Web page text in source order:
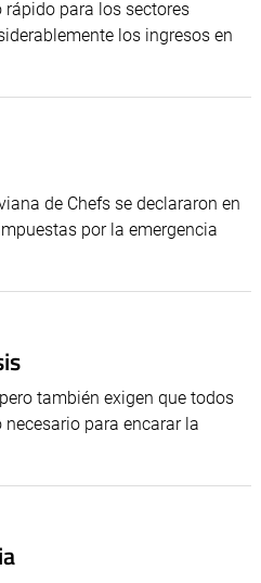
rápido para los sectores
los ingresos en
de Chefs se declararon en
por la emergencia
también exigen que todos
para encarar la